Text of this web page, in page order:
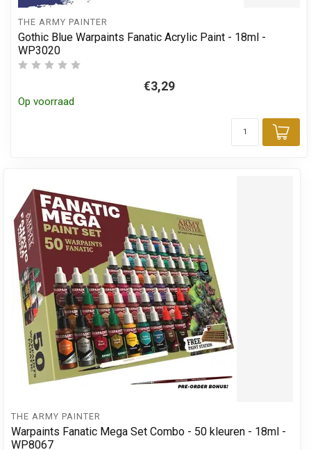
THE ARMY PAINTER
Gothic Blue Warpaints Fanatic Acrylic Paint - 18ml -
WP3020
€3,29
Op voorraad
THE ARMY PAINTER
Warpaints Fanatic Mega Set Combo - 50 kleuren - 18ml -
WP8067